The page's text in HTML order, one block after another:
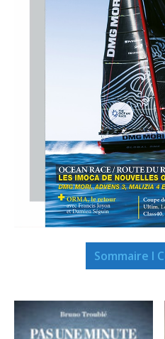
Sommaire I